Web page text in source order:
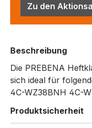
Zu den
Beschreibung
Die PREBENA
sich ideal für
4C-WZ38BNH 4C-
Produktsicherheit